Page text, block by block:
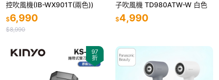
控吹風機(IB-WX901T(兩色))
$6,990
$8,990
子吹風機 TD980ATW-W 白色
$4,990
97
折